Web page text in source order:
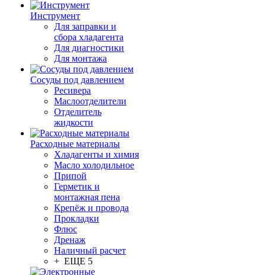
Инструмент
Для заправки и
сбора хладагента
Для диагностики
Для монтажа
Сосуды под давлением
Ресивера
Маслоотделители
Отделитель
жидкости
Расходные материалы
Хладагенты и химия
Масло холодильное
Припой
Герметик и
монтажная пена
Крепёж и провода
Прокладки
Флюс
Дренаж
Наличный расчет
+ ЕЩЕ 5